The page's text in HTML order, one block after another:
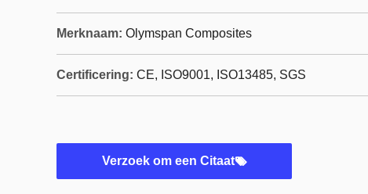
Merknaam: Olymspan Composites
Certificering: CE, ISO9001, ISO13485, SGS
Verzoek om een Citaat